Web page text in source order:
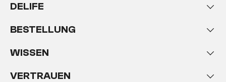
DELIFE
BESTELLUNG
WISSEN
VERTRAUEN